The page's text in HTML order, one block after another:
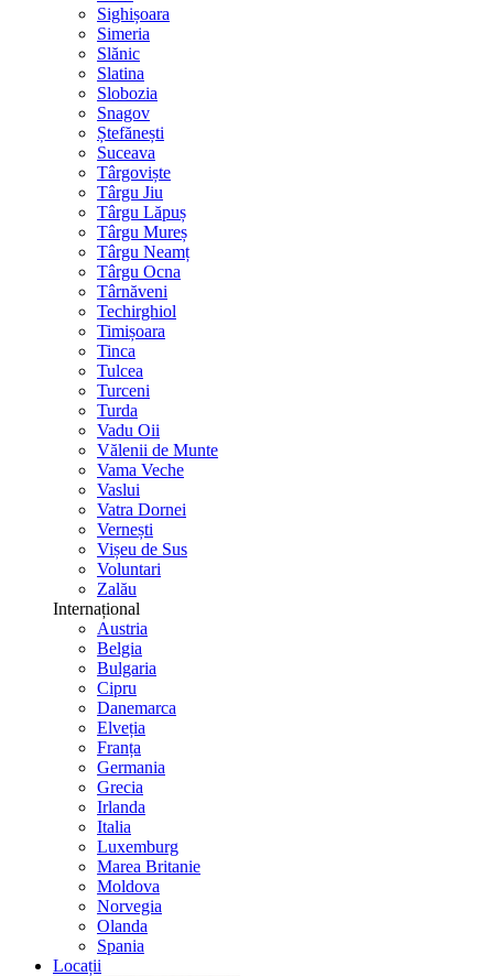
Sighișoara
Simeria
Slănic
Slatina
Slobozia
Snagov
Ștefănești
Suceava
Târgoviște
Târgu Jiu
Târgu Lăpuș
Târgu Mureș
Târgu Neamț
Târgu Ocna
Târnăveni
Techirghiol
Timișoara
Tinca
Tulcea
Turceni
Turda
Vadu Oii
Vălenii de Munte
Vama Veche
Vaslui
Vatra Dornei
Vernești
Vișeu de Sus
Voluntari
Zalău
Internațional
Austria
Belgia
Bulgaria
Cipru
Danemarca
Elveția
Franța
Germania
Grecia
Irlanda
Italia
Luxemburg
Marea Britanie
Moldova
Norvegia
Olanda
Spania
Locații